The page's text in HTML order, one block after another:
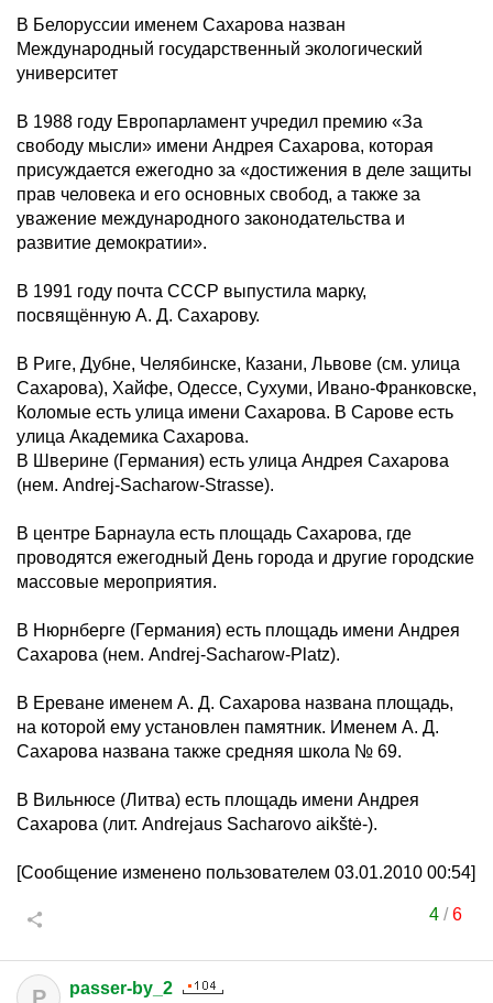
В Белоруссии именем Сахарова назван
Международный государственный экологический
университет
В 1988 году Европарламент учредил премию «За
свободу мысли» имени Андрея Сахарова, которая
присуждается ежегодно за «достижения в деле защиты
прав человека и его основных свобод, а также за
уважение международного законодательства и
развитие демократии».
В 1991 году почта СССР выпустила марку,
посвящённую А. Д. Сахарову.
В Риге, Дубне, Челябинске, Казани, Львове (см. улица
Сахарова), Хайфе, Одессе, Сухуми, Ивано-Франковске,
Коломые есть улица имени Сахарова. В Сарове есть
улица Академика Сахарова.
В Шверине (Германия) есть улица Андрея Сахарова
(нем. Andrej-Sacharow-Strasse).
В центре Барнаула есть площадь Сахарова, где
проводятся ежегодный День города и другие городские
массовые мероприятия.
В Нюрнберге (Германия) есть площадь имени Андрея
Сахарова (нем. Andrej-Sacharow-Platz).
В Ереване именем А. Д. Сахарова названа площадь,
на которой ему установлен памятник. Именем А. Д.
Сахарова названа также средняя школа № 69.
В Вильнюсе (Литва) есть площадь имени Андрея
Сахарова (лит. Andrejaus Sacharovo aikštė-).
[Сообщение изменено пользователем 03.01.2010 00:54]
4/6
P passer-by_2